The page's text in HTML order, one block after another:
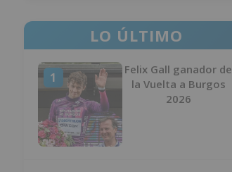
LO ÚLTIMO
1
Felix Gall ganador de
la Vuelta a Burgos
2026